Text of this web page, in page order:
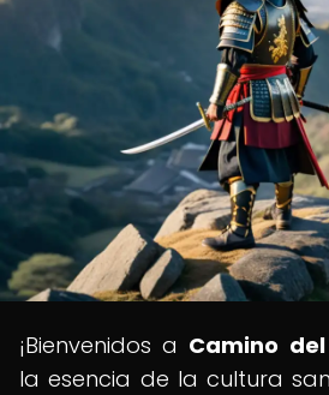
¡Bienvenidos a Camino
la esencia de la cultura